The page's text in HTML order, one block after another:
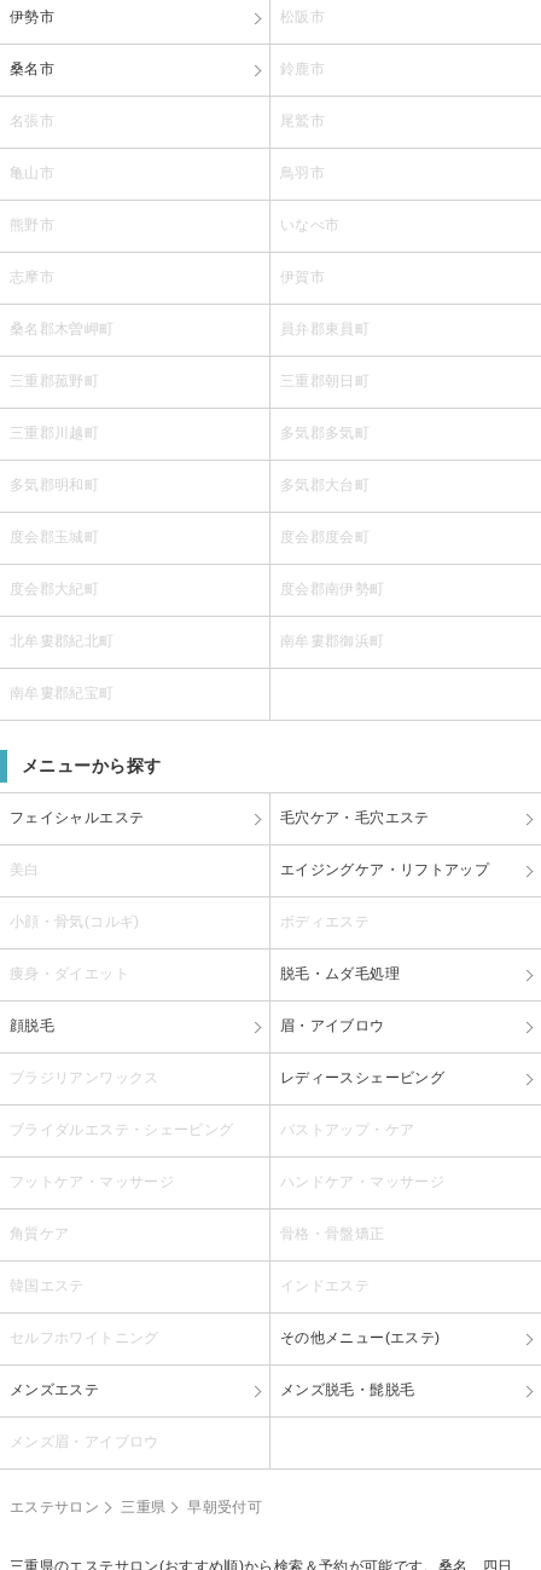
伊勢市 松阪市
桑名市 鈴鹿市
名張市 尾鷲市
亀山市 鳥羽市
熊野市 いなべ市
志摩市 伊賀市
桑名郡木曽岬町 員弁郡東員町
三重郡菰野町 三重郡朝日町
三重郡川越町 多気郡多気町
多気郡明和町 多気郡大台町
度会郡玉城町 度会郡度会町
度会郡大紀町 度会郡南伊勢町
北牟婁郡紀北町 南牟婁郡御浜町
南牟婁郡紀宝町
メニューから探す
フェイシャルエステ 毛穴ケア・毛穴エステ
美白 エイジングケア・リフトアップ
小顔・骨気(コルギ) ボディエステ
痩身・ダイエット 脱毛・ムダ毛処理
顔脱毛 眉・アイブロウ
ブラジリアンワックス レディースシェービング
ブライダルエステ・シェービング バストアップ・ケア
フットケア・マッサージ ハンドケア・マッサージ
角質ケア 骨格・骨盤矯正
韓国エステ インドエステ
セルフホワイトニング その他メニュー(エステ)
メンズエステ メンズ脱毛・髭脱毛
メンズ眉・アイブロウ
エステサロン 三重県 早朝受付可
三重県のエステサロン(おすすめ順)から検索＆予約が可能です。桑名、四日